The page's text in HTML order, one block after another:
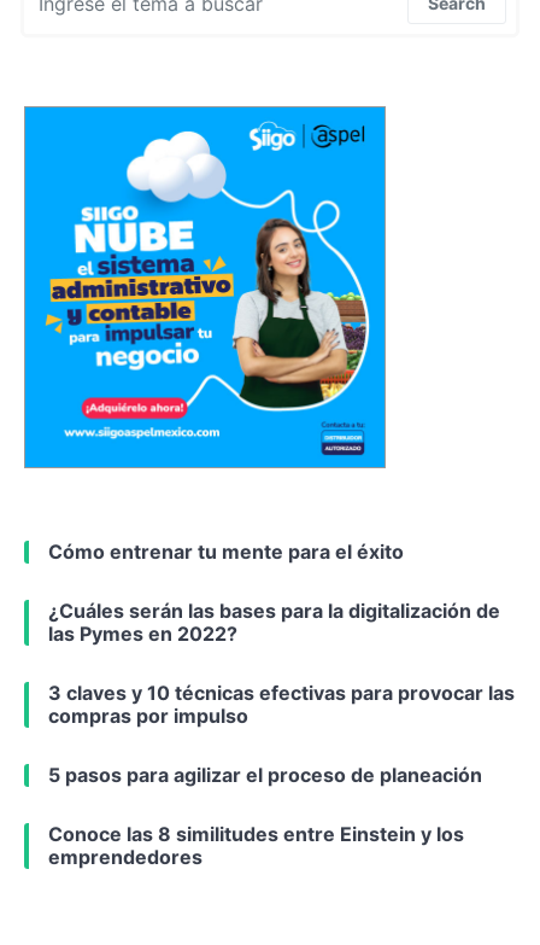
Cómo entrenar tu mente para el éxito
¿Cuáles serán las bases para la digitalización de
las Pymes en 2022?
3 claves y 10 técnicas efectivas para provocar las
compras por impulso
5 pasos para agilizar el proceso de planeación
Conoce las 8 similitudes entre Einstein y los
emprendedores